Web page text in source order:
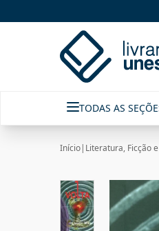
TODAS AS
Início| Literatura, Ficção